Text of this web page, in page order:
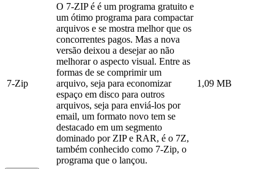
7-Zip
O 7-ZIP é é um programa gratuito e
um ótimo programa para compactar
arquivos e se mostra melhor que os
concorrentes pagos. Mas a nova
versão deixou a desejar ao não
melhorar o aspecto visual. Entre as
formas de se comprimir um
arquivo, seja para economizar
espaço em disco para outros
arquivos, seja para enviá-los por
email, um formato novo tem se
destacado em um segmento
dominado por ZIP e RAR, é o 7Z,
também conhecido como 7-Zip, o
programa que o lançou.
1,09 MB